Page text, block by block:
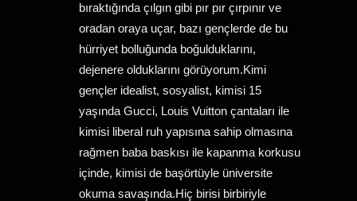
bıraktığında çılgın gibi pır pır çırpınır ve
oradan oraya uçar, bazı gençlerde de bu
hürriyet bolluğunda boğulduklarını,
dejenere olduklarını görüyorum.Kimi
gençler idealist, sosyalist, kimisi 15
yaşında Gucci, Louis Vuitton çantaları ile
kimisi liberal ruh yapısına sahip olmasına
rağmen baba baskısı ile kapanma korkusu
içinde, kimisi de başörtüyle üniversite
okuma savaşında.Hiç birisi birbiriyle